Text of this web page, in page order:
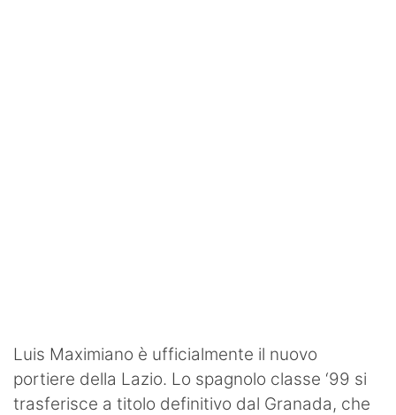
Luis Maximiano è ufficialmente il nuovo
portiere della Lazio. Lo spagnolo classe ‘99 si
trasferisce a titolo definitivo dal Granada, che